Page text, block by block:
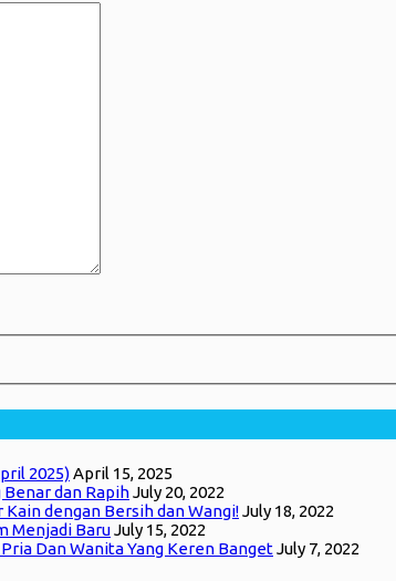
2025)April 15, 2025
Benar dan RapihJuly 20, 2022
dengan Bersih dan Wangi!July 18, 2022
Menjadi BaruJuly 15, 2022
Dan Wanita Yang Keren BangetJuly 7, 2022